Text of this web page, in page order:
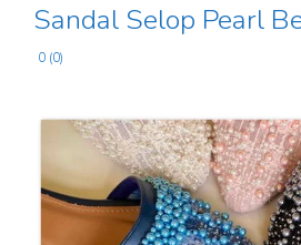
Sandal Selop Pearl
0 (0)